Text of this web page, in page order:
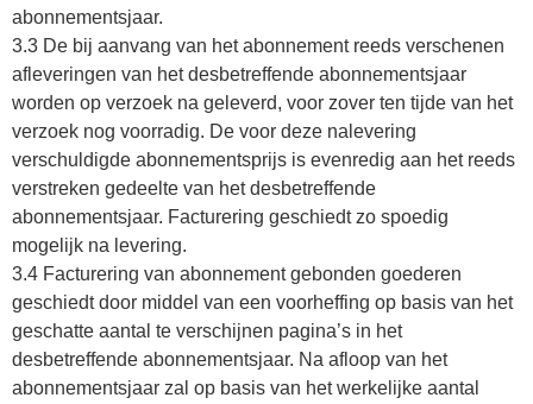
abonnementsjaar.
3.3 De bij aanvang van het abonnement reeds verschenen
afleveringen van het desbetreffende abonnementsjaar
worden op verzoek na geleverd, voor zover ten tijde van het
verzoek nog voorradig. De voor deze nalevering
verschuldigde abonnementsprijs is evenredig aan het reeds
verstreken gedeelte van het desbetreffende
abonnementsjaar. Facturering geschiedt zo spoedig
mogelijk na levering.
3.4 Facturering van abonnement gebonden goederen
geschiedt door middel van een voorheffing op basis van het
geschatte aantal te verschijnen pagina’s in het
desbetreffende abonnementsjaar. Na afloop van het
abonnementsjaar zal op basis van het werkelijke aantal